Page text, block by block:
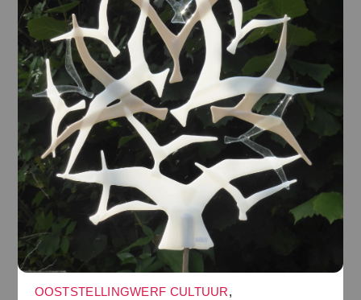
OOSTSTELLINGWERF CULTUUR,